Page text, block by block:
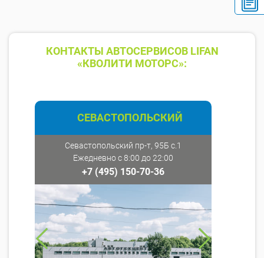
КОНТАКТЫ АВТОСЕРВИСОВ LIFAN
«КВОЛИТИ МОТОРС»:
СЕВАСТОПОЛЬСКИЙ
Севастопольский пр-т, 95Б с.1
Ежедневно с 8:00 до 22:00
+7 (495) 150-70-36